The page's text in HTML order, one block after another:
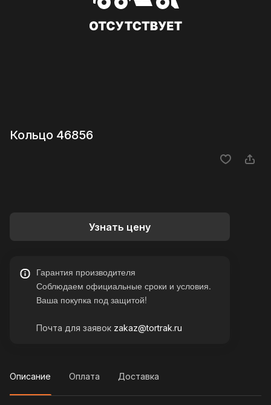
Кольцо 46856
Узнать цену
Гарантия производителя
Соблюдаем официальные сроки и условия.
Ваша покупка под защитой!
Почта для заявок zakaz@tortrak.ru
Описание Оплата Доставка